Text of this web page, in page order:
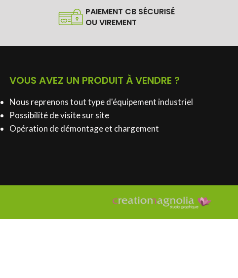
PAIEMENT CB SÉCURISÉ
OU VIREMENT
VOUS AVEZ UN PRODUIT À VENDRE ?
Nous reprenons tout type d'équipement industriel
Possibilité de visite sur site
Opération de démontage et chargement